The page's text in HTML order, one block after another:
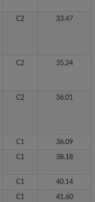
C2 33.47
C2 35.24
C2 36.01
C1 36.09
C1 38.18
C1 40.14
C1 41.60